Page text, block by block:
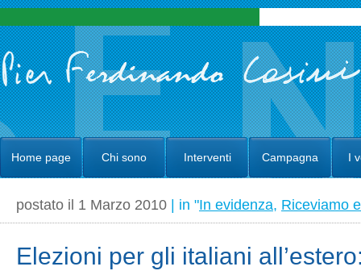
Home page Chi sono Interventi Campagna I
postato il 1 Marzo 2010 | in "In evidenza, Riceviamo
Elezioni per gli italiani